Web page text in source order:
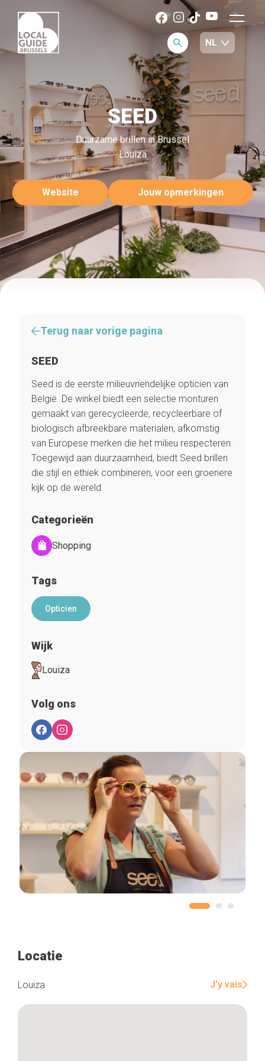
SEED
Duurzame brillen in Brussel
Louiza
Website Jouw opmerkingen
Terug naar vorige pagina
SEED
Seed is de eerste milieuvriendelijke opticien van
België. De winkel biedt een selectie monturen
gemaakt van gerecycleerde, recycleerbare of
biologisch afbreekbare materialen, afkomstig
van Europese merken die het milieu respecteren.
Toegewijd aan duurzaamheid, biedt Seed brillen
die stijl en ethiek combineren, voor een groenere
kijk op de wereld.
Categorieën
Shopping
Tags
Opticien
Wijk
Louiza
Volg ons
Locatie
Louiza J'y vais